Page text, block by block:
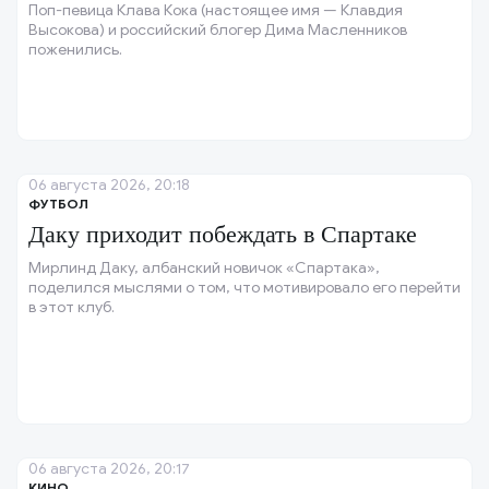
Поп-певица Клава Кока (настоящее имя — Клавдия
Высокова) и российский блогер Дима Масленников
поженились.
ФУТБОЛ
Даку приходит побеждать в Спартаке
Мирлинд Даку, албанский новичок «Спартака»,
поделился мыслями о том, что мотивировало его перейти
в этот клуб.
06 августа 2026, 20:18
06 августа 2026, 20:17